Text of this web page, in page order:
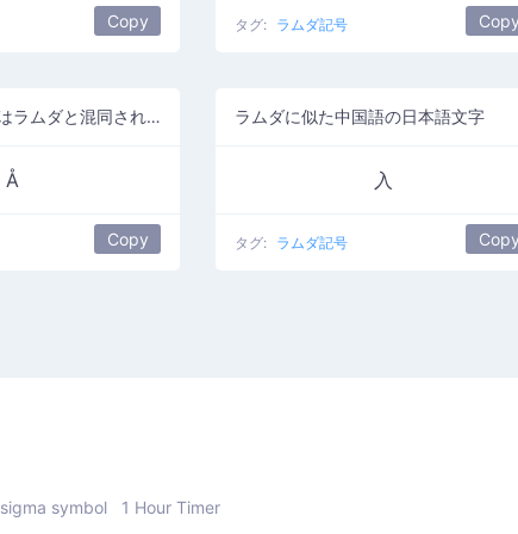
Copy タグ: ラムダ記号
オングストロームはラムダと混同されることがあります
Å
Copy
ラムダに似た中国語の日本語文字
入
タグ: ラムダ記号
sigma symbol 1 Hour Timer